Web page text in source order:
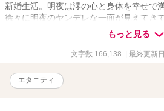
新婚生活。明夜は澪の心と身体を幸せで
徐々に明夜のヤンデレな一面が見えて
の極上溺愛ラブストーリー！もっと見る
文字数 166,138 | 最終更新
エタニティ